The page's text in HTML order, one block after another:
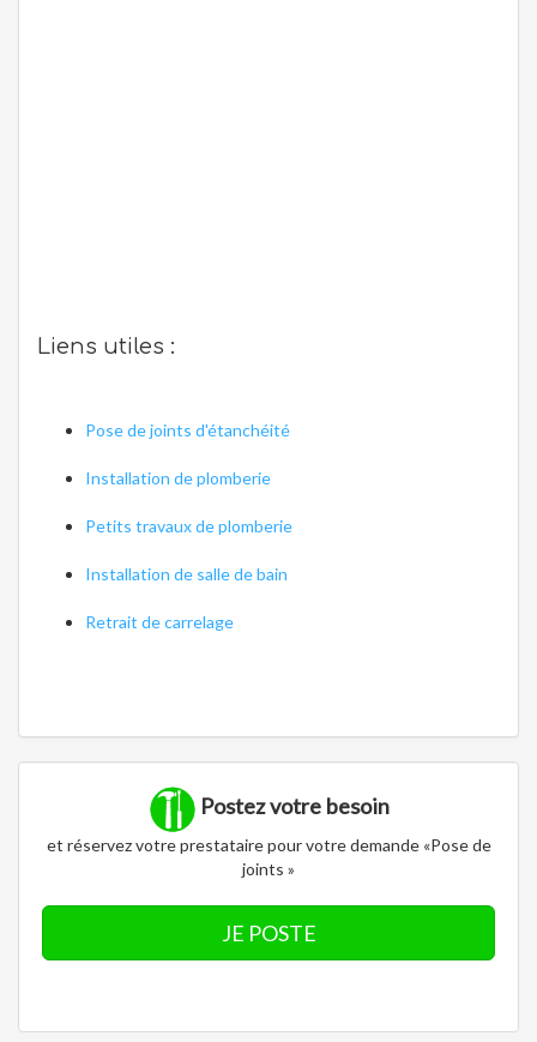
Liens utiles :
Pose de joints d'étanchéité
Installation de plomberie
Petits travaux de plomberie
Installation de salle de bain
Retrait de carrelage
Postez votre besoin
et réservez votre prestataire pour votre demande «Pose de
joints »
JE POSTE